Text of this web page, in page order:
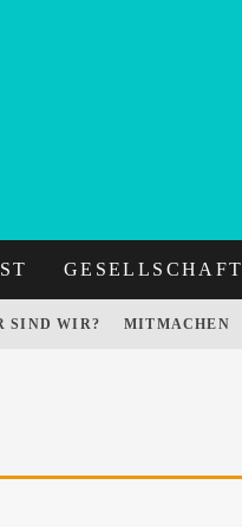
GESELLSCHAFT
SIND WIR? MITMACHEN